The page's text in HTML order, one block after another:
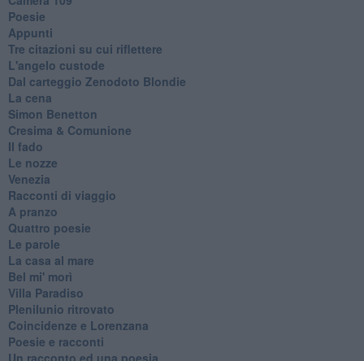
Poesie
Appunti
Tre citazioni su cui riflettere
L'angelo custode
Dal carteggio Zenodoto Blondie
La cena
Simon Benetton
Cresima & Comunione
Il fado
Le nozze
Venezia
Racconti di viaggio
A pranzo
Quattro poesie
Le parole
La casa al mare
Bel mi' morì
Villa Paradiso
Plenilunio ritrovato
Coincidenze e Lorenzana
Poesie e racconti
Un racconto ed una poesia